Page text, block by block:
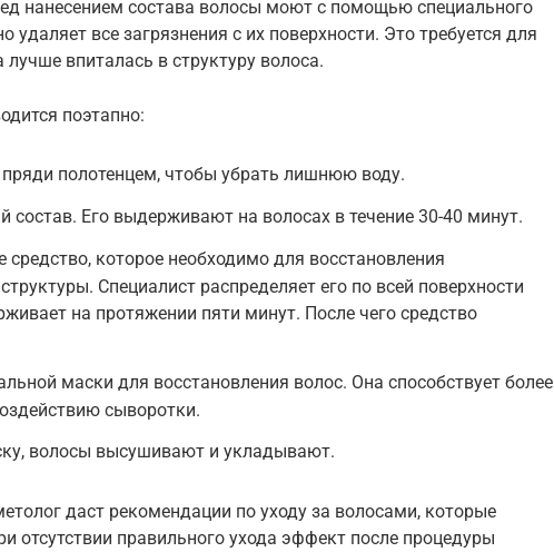
нанесением состава волосы моют с помощью специального
все загрязнения с их поверхности. Это требуется для
впиталась в структуру волоса.
поэтапно:
полотенцем, чтобы убрать лишнюю воду.
состав. Его выдерживают на волосах в течение 30-40 минут.
средство, которое необходимо для восстановления
Специалист распределяет его по всей поверхности
на протяжении пяти минут. После чего средство
маски для восстановления волос. Она способствует более
сыворотки.
волосы высушивают и укладывают.
даст рекомендации по уходу за волосами, которые
отсутствии правильного ухода эффект после процедуры